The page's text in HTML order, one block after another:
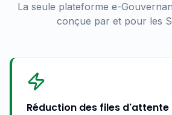
La seule plateforme e-
conçue par et pour les
Réduction des files d'attente